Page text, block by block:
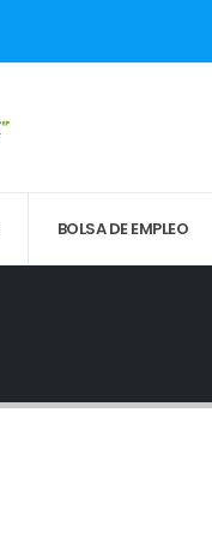
BOLSA DE EMPLEO